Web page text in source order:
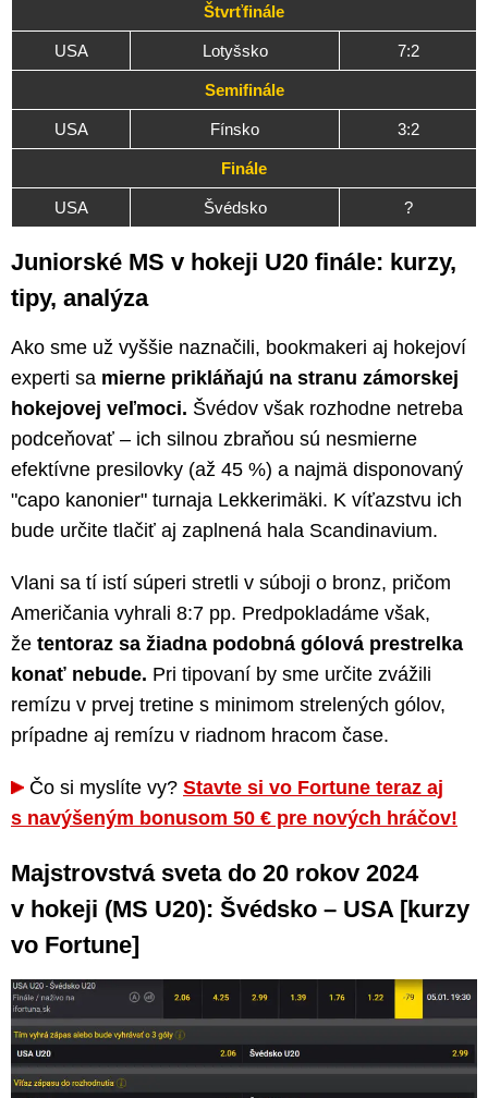
Štvrťfinále
USA Lotyšsko 7:2
Semifinále
USA Fínsko 3:2
Finále
USA Švédsko ?
Juniorské MS v hokeji U20 finále: kurzy,
tipy, analýza
Ako sme už vyššie naznačili, bookmakeri aj hokejoví
experti sa mierne prikláňajú na stranu zámorskej
hokejovej veľmoci. Švédov však rozhodne netreba
podceňovať – ich silnou zbraňou sú nesmierne
efektívne presilovky (až 45 %) a najmä disponovaný
"capo kanonier" turnaja Lekkerimäki. K víťazstvu ich
bude určite tlačiť aj zaplnená hala Scandinavium.
Vlani sa tí istí súperi stretli v súboji o bronz, pričom
Američania vyhrali 8:7 pp. Predpokladáme však,
že tentoraz sa žiadna podobná gólová prestrelka
konať nebude. Pri tipovaní by sme určite zvážili
remízu v prvej tretine s minimom strelených gólov,
prípadne aj remízu v riadnom hracom čase.
Čo si myslíte vy? Stavte si vo Fortune teraz aj
s navýšeným bonusom 50 € pre nových hráčov!
Majstrovstvá sveta do 20 rokov 2024
v hokeji (MS U20): Švédsko – USA [kurzy
vo Fortune]